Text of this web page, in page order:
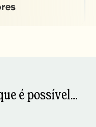
é possível...